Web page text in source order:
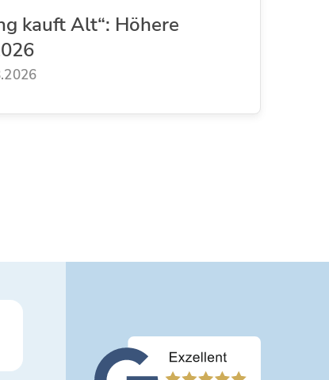
kauft Alt“: Höhere